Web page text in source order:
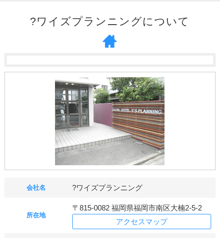
?ワイズプランニングについて
会社名 ?ワイズプランニング
所在地
〒815-0082 福岡県福岡市南区大楠2-5-2
アクセスマップ